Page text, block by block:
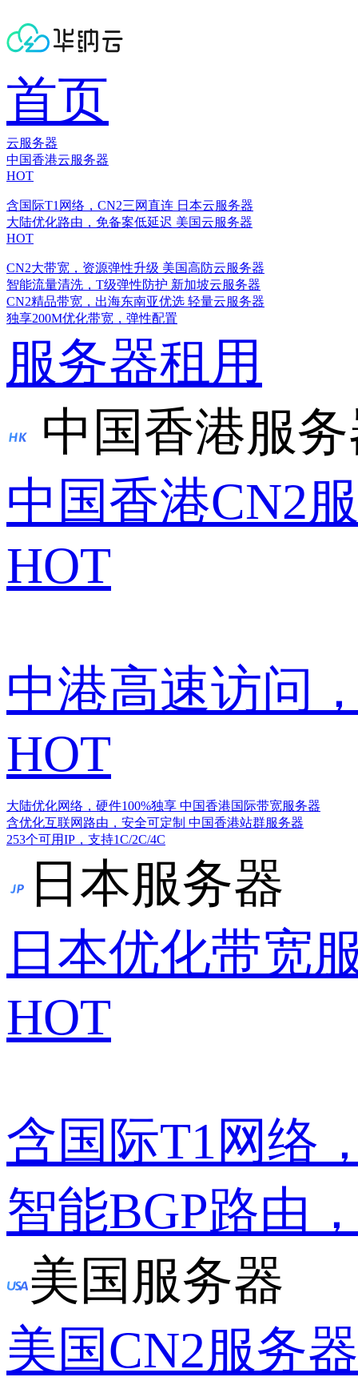
首页
云服务器
中国香港云服务器
HOT
含国际T1网络，CN2三网直连 日本云服务器
大陆优化路由，免备案低延迟 美国云服务器
HOT
CN2大带宽，资源弹性升级 美国高防云服务器
智能流量清洗，T级弹性防护 新加坡云服务器
CN2精品带宽，出海东南亚优选 轻量云服务器
独享200M优化带宽，弹性配置
服务器租用
中国香港服
中国香港CN2
HOT
中港高速访问
HOT
大陆优化网络，硬件100%独享 中国香港国际带宽服务器
含优化互联网路由，安全可定制 中国香港站群服务器
253个可用IP，支持1C/2C/4C
日本服务器
日本优化带宽
HOT
含国际T1网络
智能BGP路由
美国服务器
美国CN2服务器